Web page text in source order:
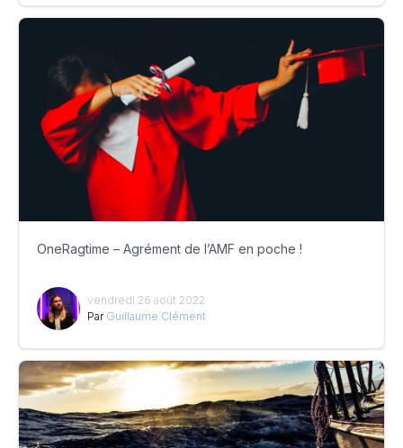
OneRagtime – Agrément de l’AMF en poche !
vendredi 26 août 2022
Par Guillaume Clément